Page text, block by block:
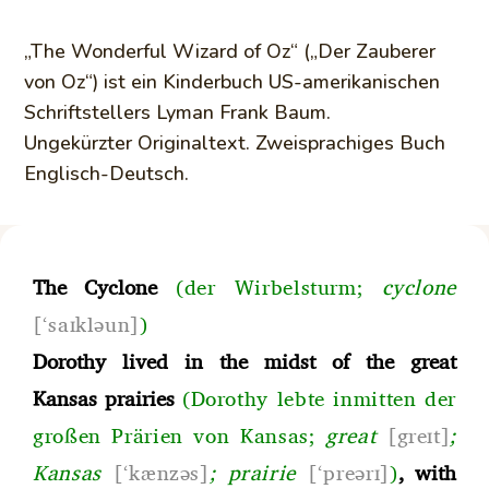
„The Wonderful Wizard of Oz“ („Der Zauberer
von Oz“) ist ein Kinderbuch US-amerikanischen
Schriftstellers Lyman Frank Baum.
Ungekürzter Originaltext. Zweisprachiges Buch
Englisch-Deutsch.
The Cyclone (der Wirbelsturm; cyclone
[‘saɪkləun])
Dorothy lived in the midst of the great
Kansas prairies (Dorothy lebte inmitten der
großen Prärien von Kansas; great [greɪt];
Kansas [‘kænzəs]; prairie [‘preərɪ]), with